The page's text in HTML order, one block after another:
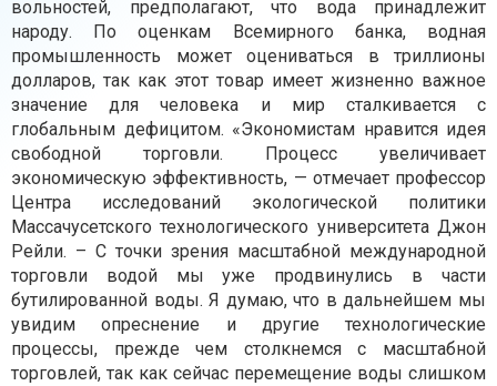
вольностей, предполагают, что вода принадлежит
народу. По оценкам Всемирного банка, водная
промышленность может оцениваться в триллионы
долларов, так как этот товар имеет жизненно важное
значение для человека и мир сталкивается с
глобальным дефицитом. «Экономистам нравится идея
свободной торговли. Процесс увеличивает
экономическую эффективность, — отмечает профессор
Центра исследований экологической политики
Массачусетского технологического университета Джон
Рейли. – С точки зрения масштабной международной
торговли водой мы уже продвинулись в части
бутилированной воды. Я думаю, что в дальнейшем мы
увидим опреснение и другие технологические
процессы, прежде чем столкнемся с масштабной
торговлей, так как сейчас перемещение воды слишком